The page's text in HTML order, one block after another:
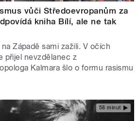
vůči Středoevropanům za
kniha Bílí, ale ne tak
Západě sami zažili. V očích
přijel nevzdělanec z
Kalmara šlo o formu rasismu
58 minut